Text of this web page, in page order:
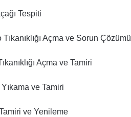
Tespiti
Açma ve Sorun Çözümü
Açma ve Tamiri
ve Tamiri
ve Yenileme